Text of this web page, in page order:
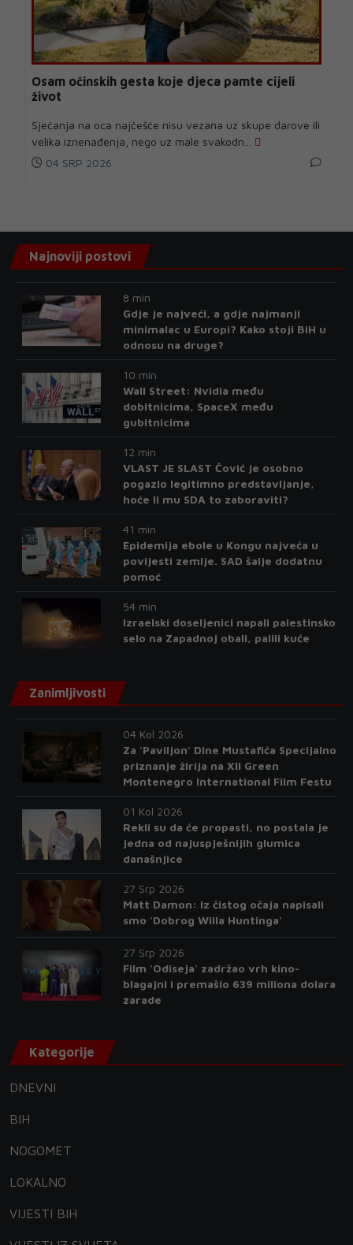
Osam očinskih gesta koje djeca pamte cijeli
život
Sjećanja na oca najčešće nisu vezana uz skupe darove ili
velika iznenađenja, nego uz male svakodn...
04 SRP 2026
Najnoviji postovi
8 min
Gdje je najveći, a gdje najmanji
minimalac u Europi? Kako stoji BiH u
odnosu na druge?
10 min
Wall Street: Nvidia među
dobitnicima, SpaceX među
gubitnicima
12 min
VLAST JE SLAST Čović je osobno
pogazio legitimno predstavljanje,
hoće li mu SDA to zaboraviti?
41 min
Epidemija ebole u Kongu najveća u
povijesti zemlje. SAD šalje dodatnu
pomoć
54 min
Izraelski doseljenici napali palestinsko
selo na Zapadnoj obali, palili kuće
Zanimljivosti
04 Kol 2026
Za 'Paviljon' Dine Mustafića Specijalno
priznanje žirija na XII Green
Montenegro International Film Festu
01 Kol 2026
Rekli su da će propasti, no postala je
jedna od najuspješnijih glumica
današnjice
27 Srp 2026
Matt Damon: Iz čistog očaja napisali
smo 'Dobrog Willa Huntinga'
27 Srp 2026
Film 'Odiseja' zadržao vrh kino-
blagajni i premašio 639 miliona dolara
zarade
Kategorije
DNEVNI
BIH
NOGOMET
LOKALNO
VIJESTI BIH